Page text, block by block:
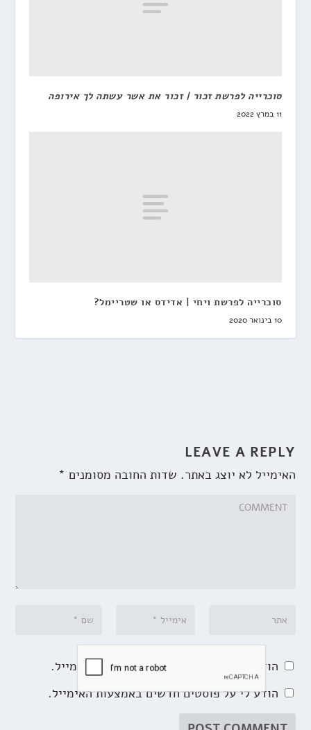
סוכרייה לפרשת זכור | זכור את אשר עשתה לך אירופה
11 במרץ 2022
סוכרייה לפרשת ויחי | אדידס או שטריימל?
10 בינואר 2020
LEAVE A REPLY
האימייל לא יוצג באתר. שדות החובה מסומנים *
הודע לי על תגובות נוספות באמצעות האימייל.
הודע לי על פוסטים חדשים באמצעות האימייל.